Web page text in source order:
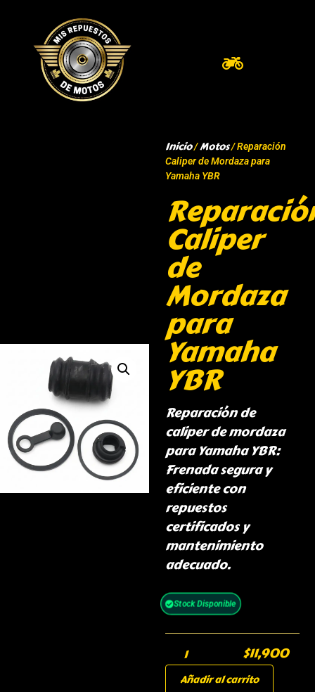
Inicio/Motos/ Reparación
Caliper de Mordaza para
Yamaha YBR
Caliper
de
Mordaza
para
Yamaha
YBR
Reparación de
caliper de mordaza
para Yamaha YBR:
Frenada segura y
eficiente con
repuestos
certificados y
mantenimiento
adecuado.
Stock Disponible
$11,900
Añadir al carrito